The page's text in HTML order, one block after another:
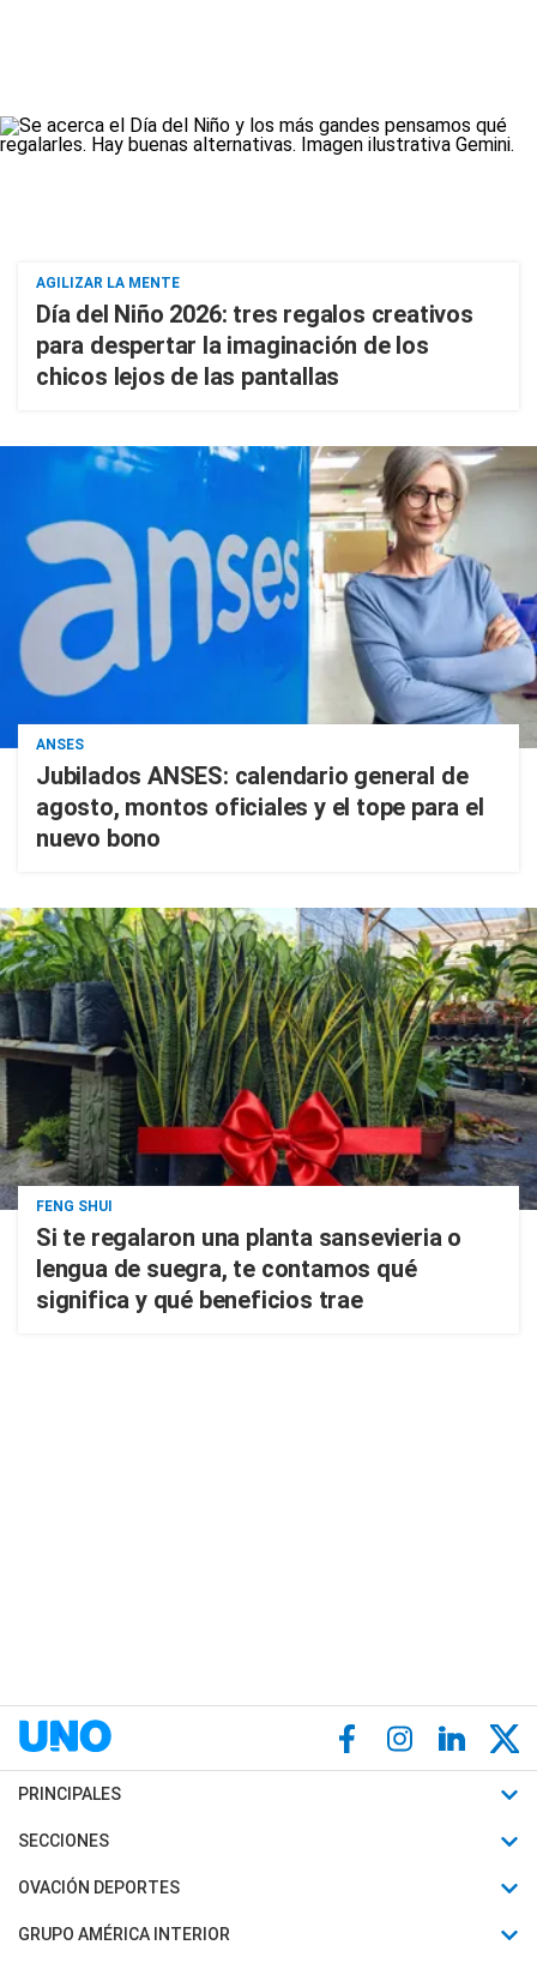
AGILIZAR LA MENTE
Día del Niño 2026: tres regalos creativos
para despertar la imaginación de los
chicos lejos de las pantallas
ANSES
Jubilados ANSES: calendario general de
agosto, montos oficiales y el tope para el
nuevo bono
FENG SHUI
Si te regalaron una planta sansevieria o
lengua de suegra, te contamos qué
significa y qué beneficios trae
PRINCIPALES
Últimas Noticias
Política
SECCIONES
Horóscopo
Motores
OVACIÓN DEPORTES
Fútbol
GRUPO AMÉRICA INTERIOR